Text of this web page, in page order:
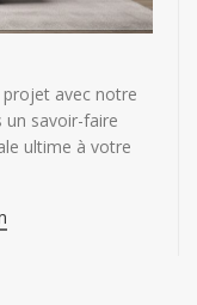
avec notre
savoir-faire
ultime à votre